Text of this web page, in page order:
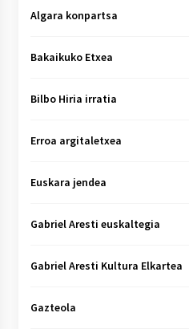
Algara konpartsa
Bakaikuko Etxea
Bilbo Hiria irratia
Erroa argitaletxea
Euskara jendea
Gabriel Aresti euskaltegia
Gabriel Aresti Kultura Elkartea
Gazteola